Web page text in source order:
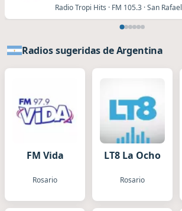
Radio Tropi Hits · FM 105.3 · San Rafael
Radios sugeridas de Argentina
FM Vida
Rosario
LT8 La Ocho
Rosario